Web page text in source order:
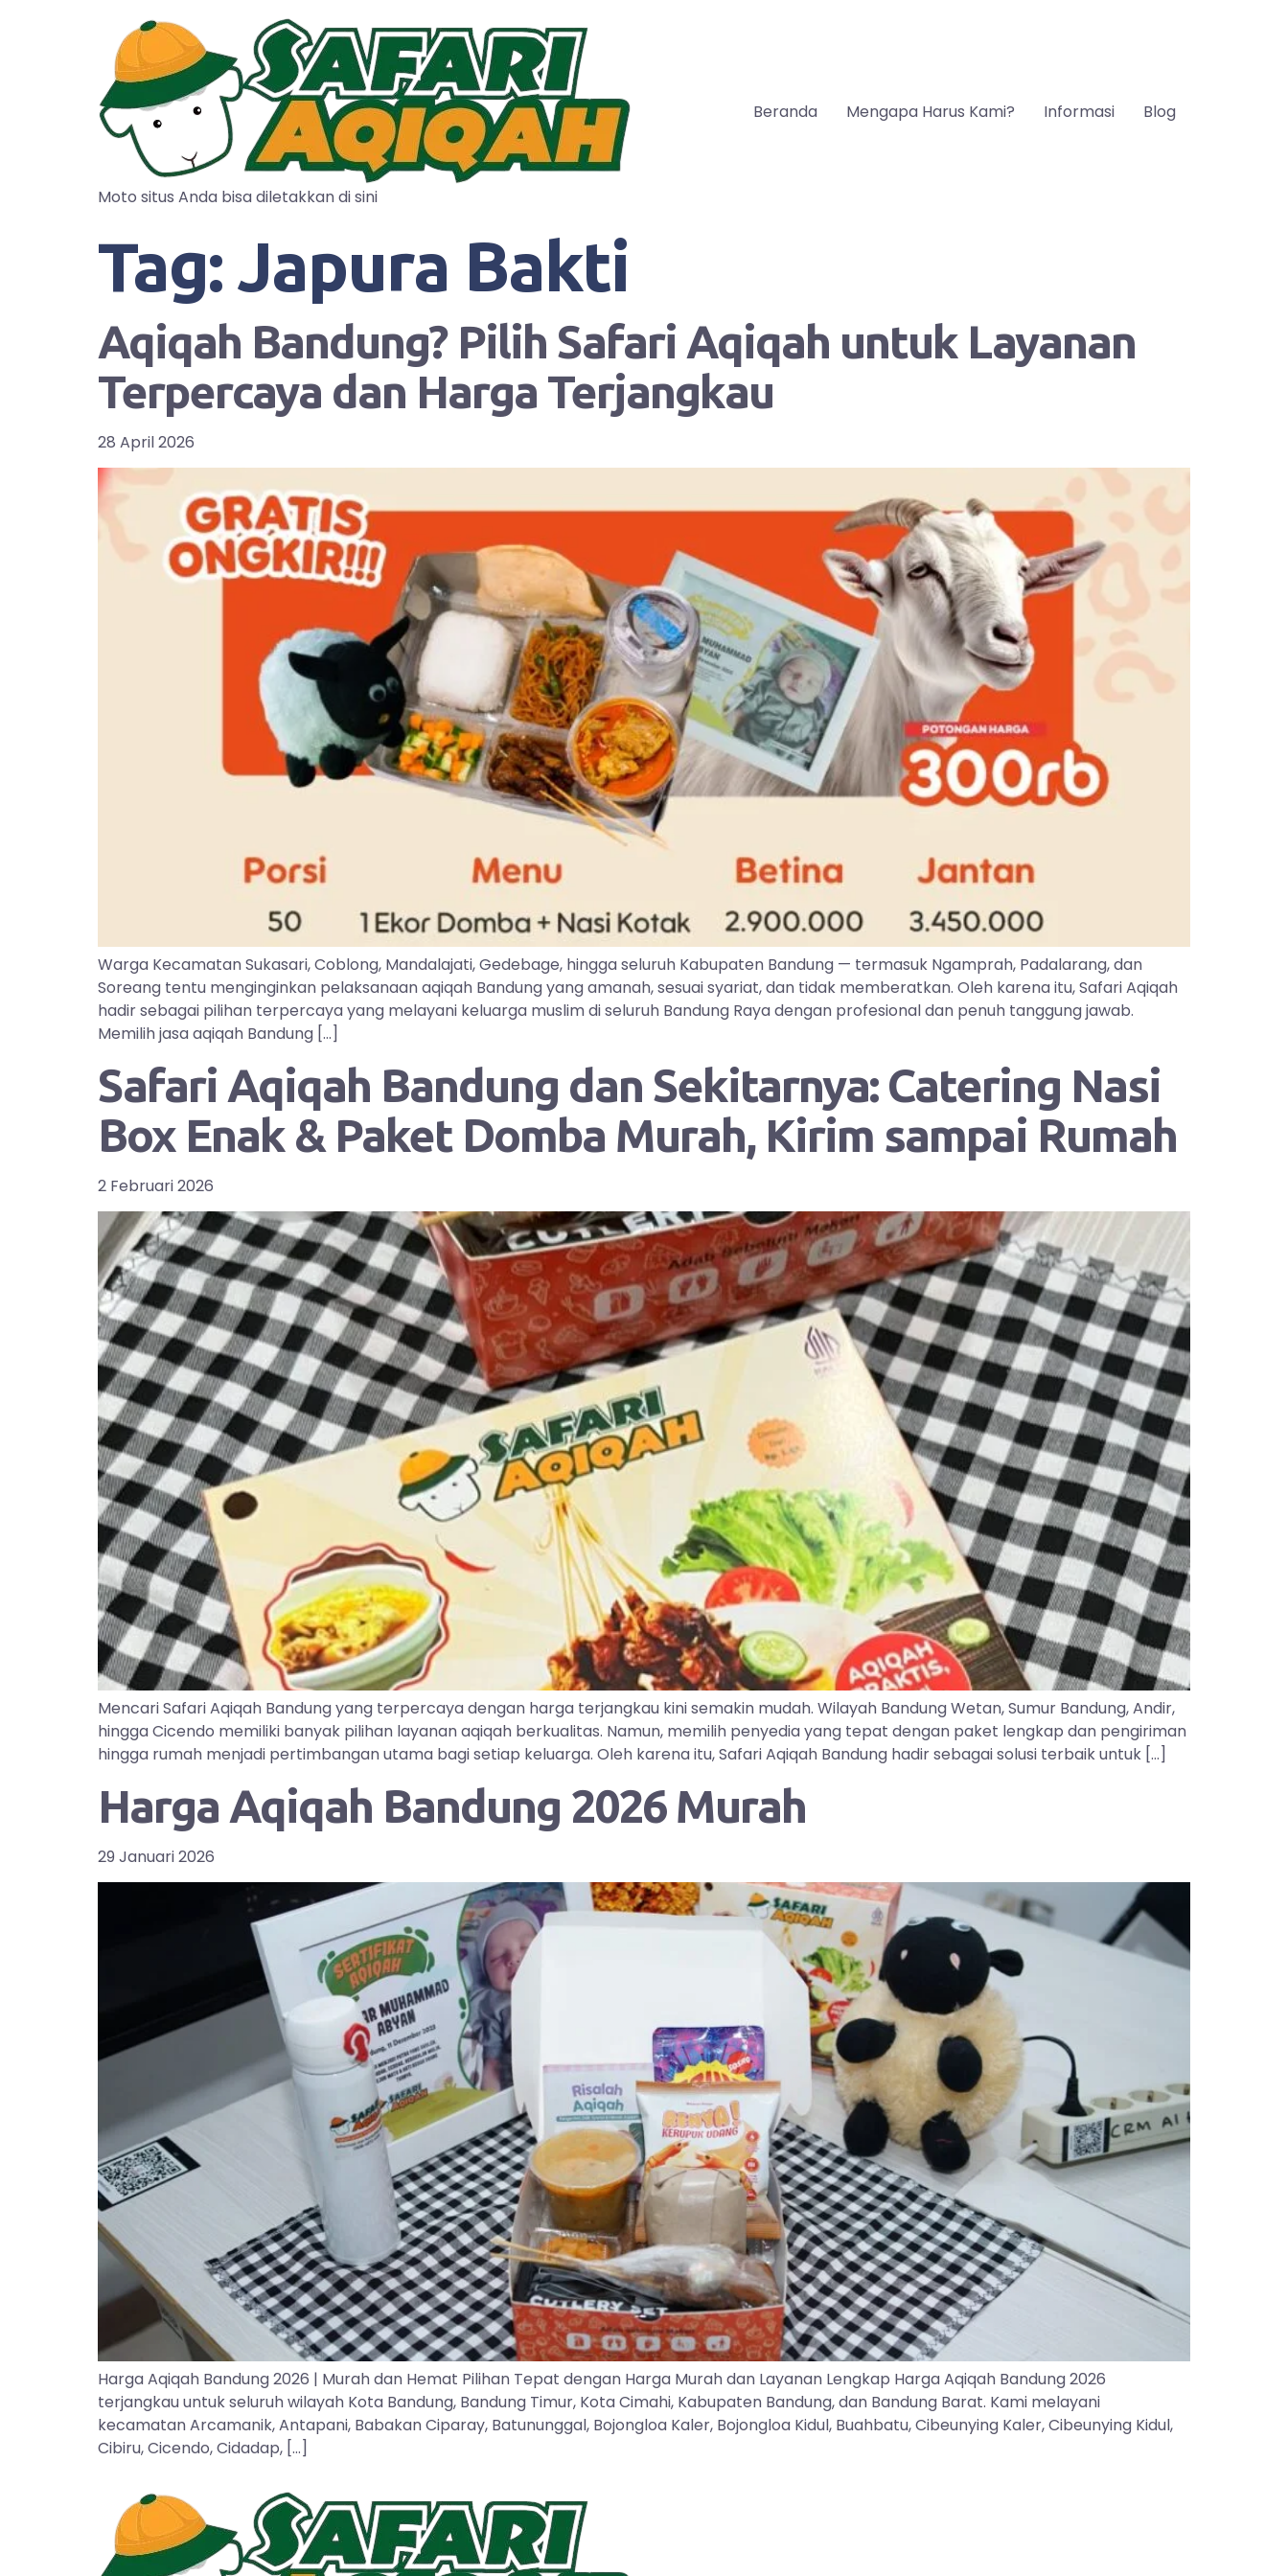
Moto situs Anda bisa diletakkan di sini
Beranda Mengapa Harus Kami? Informasi Blog
Tag:Japura Bakti
Aqiqah Bandung? Pilih Safari Aqiqah untuk Layanan
Terpercaya dan Harga Terjangkau
28 April 2026
Warga Kecamatan Sukasari, Coblong, Mandalajati, Gedebage, hingga seluruh Kabupaten Bandung — termasuk Ngamprah, Padalarang, dan
Soreang tentu menginginkan pelaksanaan aqiqah Bandung yang amanah, sesuai syariat, dan tidak memberatkan. Oleh karena itu, Safari Aqiqah
hadir sebagai pilihan terpercaya yang melayani keluarga muslim di seluruh Bandung Raya dengan profesional dan penuh tanggung jawab.
Memilih jasa aqiqah Bandung […]
Safari Aqiqah Bandung dan Sekitarnya: Catering Nasi
Box Enak & Paket Domba Murah, Kirim sampai Rumah
2 Februari 2026
Mencari Safari Aqiqah Bandung yang terpercaya dengan harga terjangkau kini semakin mudah. Wilayah Bandung Wetan, Sumur Bandung, Andir,
hingga Cicendo memiliki banyak pilihan layanan aqiqah berkualitas. Namun, memilih penyedia yang tepat dengan paket lengkap dan pengiriman
hingga rumah menjadi pertimbangan utama bagi setiap keluarga. Oleh karena itu, Safari Aqiqah Bandung hadir sebagai solusi terbaik untuk […]
Harga Aqiqah Bandung 2026 Murah
29 Januari 2026
Harga Aqiqah Bandung 2026 | Murah dan Hemat Pilihan Tepat dengan Harga Murah dan Layanan Lengkap Harga Aqiqah Bandung 2026
terjangkau untuk seluruh wilayah Kota Bandung, Bandung Timur, Kota Cimahi, Kabupaten Bandung, dan Bandung Barat. Kami melayani
kecamatan Arcamanik, Antapani, Babakan Ciparay, Batununggal, Bojongloa Kaler, Bojongloa Kidul, Buahbatu, Cibeunying Kaler, Cibeunying Kidul,
Cibiru, Cicendo, Cidadap, […]